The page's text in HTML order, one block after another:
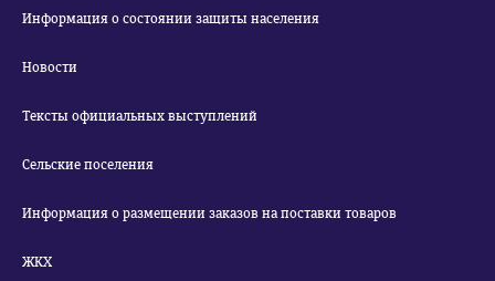
Информация о состоянии защиты населения
Новости
Тексты официальных выступлений
Сельские поселения
Информация о размещении заказов на поставки товаров
ЖКХ